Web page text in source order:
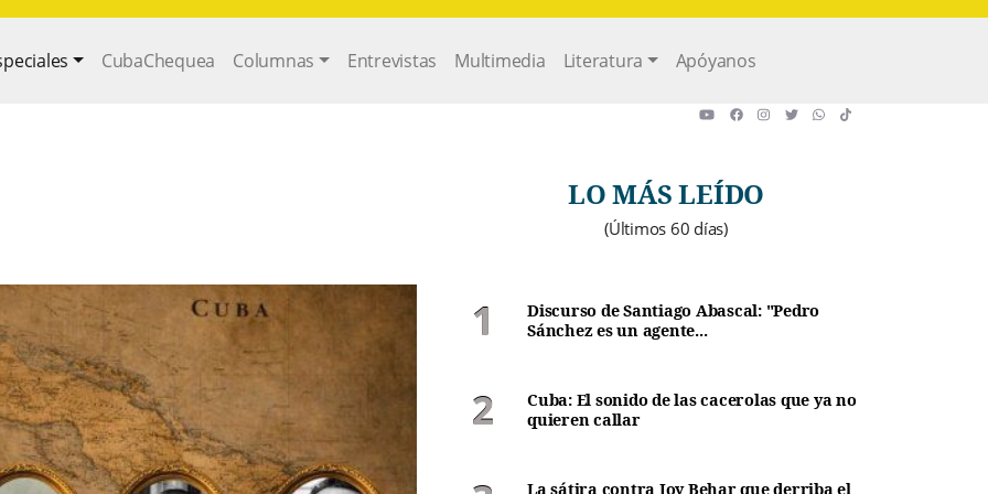
CubaChequea Columnas Entrevistas Multimedia Literatura Apóyanos
LO MÁS LEÍDO
(Últimos 60 días)
Discurso de Santiago Abascal: "Pedro
Sánchez es un agente...
Cuba: El sonido de las cacerolas que ya no
quieren callar
La sátira contra Joy Behar que derriba el